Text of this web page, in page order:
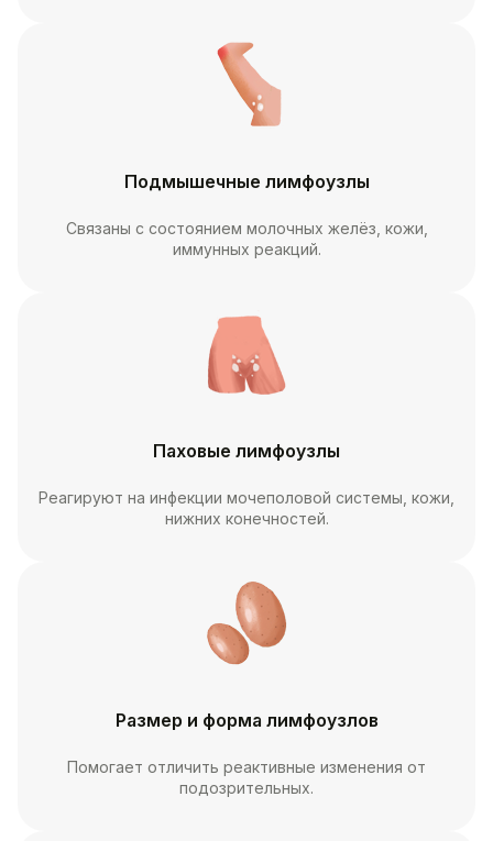
Подмышечные лимфоузлы
Связаны с состоянием молочных желёз, кожи,
иммунных реакций.
Паховые лимфоузлы
Реагируют на инфекции мочеполовой системы, кожи,
нижних конечностей.
Размер и форма лимфоузлов
Помогает отличить реактивные изменения от
подозрительных.